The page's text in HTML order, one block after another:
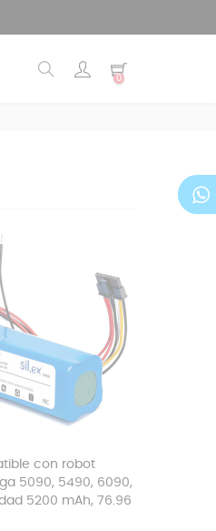
0
con robot
5090, 5490, 6090,
5200 mAh, 76.96